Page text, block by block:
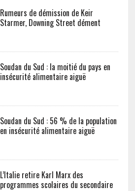
Rumeurs de démission de Keir
Starmer, Downing Street dément
Soudan du Sud : la moitié du pays en
insécurité alimentaire aiguë
Soudan du Sud : 56 % de la population
en insécurité alimentaire aiguë
L’Italie retire Karl Marx des
programmes scolaires du secondaire